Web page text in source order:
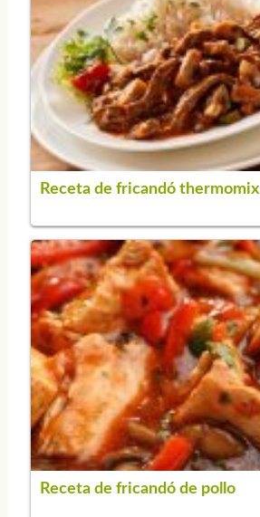
Receta de fricandó thermomix
Receta de fricandó de pollo